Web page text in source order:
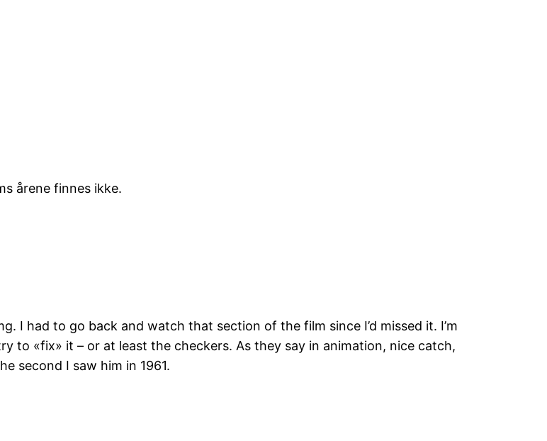
årene finnes ikke.
I had to go back and watch that section of the film since I’d missed it. I’m
to «fix» it – or at least the checkers. As they say in animation, nice catch,
second I saw him in 1961.